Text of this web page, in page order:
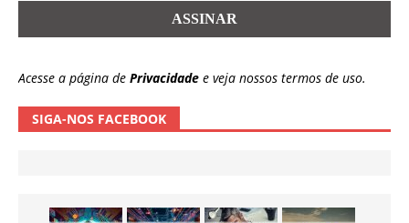
Acesse a página de Privacidade e veja nossos termos de uso.
SIGA-NOS FACEBOOK